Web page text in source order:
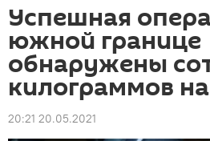
Успешная
южной границе
обнаружены
килограммов
20:21 20.05.2021